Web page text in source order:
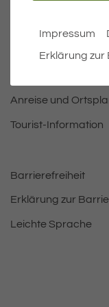
Bauen & Wohnen
Anreise und
Tourist-Information
Barrierefreiheit
Erklärung zur
Leichte Sprache
Impressum
Erklärung zur